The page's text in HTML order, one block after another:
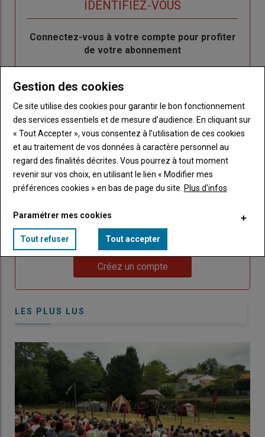
IDENTIFIEZ-VOUS
Body
Connectez-vous à votre compte pour profiter
de votre abonnement
"Créer
Lien
Réinitialiser votre mot de passe
Lien
"Je
me
connecte"
Je me connecte
Sous-
titre
Vous n'êtes pas abonné(e)
TITRE CRÉEZ UN COMPTE
compte pour accéder à tout Caracterres.
Créez un compte
LES PLUS LUS
Gestion des cookies
Ce site utilise des cookies pour garantir le bon fonctionnement
des services essentiels et de mesure d’audience. En cliquant sur
« Tout Accepter », vous consentez à l’utilisation de ces cookies
et au traitement de vos données à caractère personnel au
regard des finalités décrites. Vous pourrez à tout moment
revenir sur vos choix, en utilisant le lien « Modifier mes
préférences cookies » en bas de page du site. Plus d'infos
Paramétrer mes cookies
Tout refuser Tout accepter